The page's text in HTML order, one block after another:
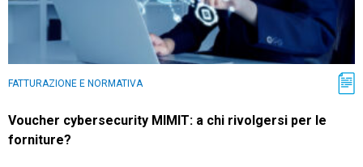
FATTURAZIONE E NORMATIVA
Voucher cybersecurity MIMIT: a chi rivolgersi per le
forniture?